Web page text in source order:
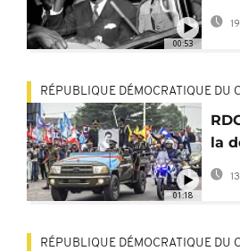
00:53
01:18
RÉPUBLIQUE DÉMOCRATIQUE DU
la
RÉPUBLIQUE DÉMOCRATIQUE DU